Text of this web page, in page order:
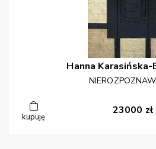
Hanna
kupuję
23000 zł